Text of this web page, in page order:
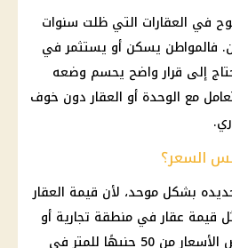
في العقارات التي ظلت سنوات
فالمواطن يسكن أو يستثمر في
إلى قرار واضح يحسم وضعه
مع الوحدة أو العقار دون خوف
السعر؟
بشكل موحد، لأن قيمة العقار
عقار في منطقة تجارية أو
حي متميز. لذلك تبدأ بعض الأسعار من 50 جنيهًا للمتر في